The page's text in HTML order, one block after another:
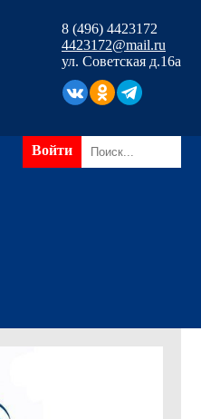
8 (496) 4423172
4423172@mail.ru
ул. Советская д.16а
Войти